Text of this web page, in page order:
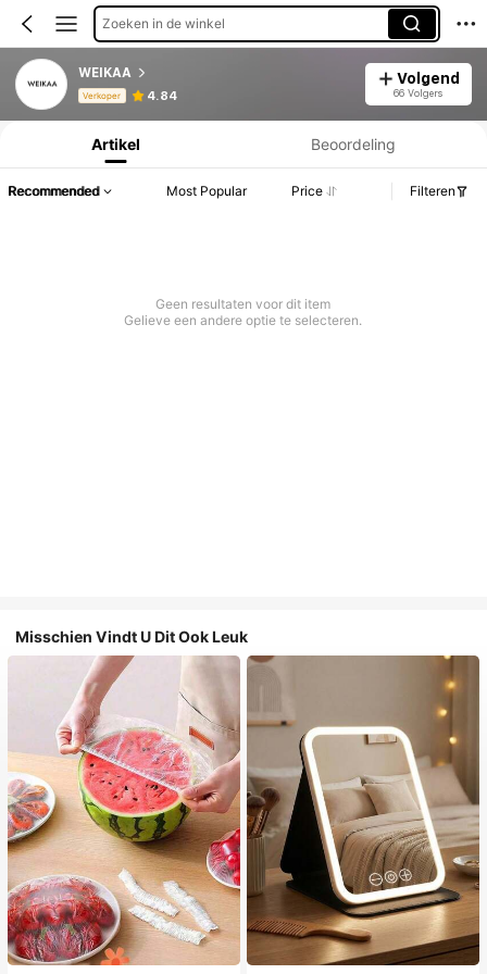
Zoeken in de winkel
WEIKAA
Verkoper 4.84
Volgend
66 Volgers
Productinformatie: Prijsopenbaring, Verkoop- en Voorraadgegevens.
Artikel Beoordeling
Recommended Most Popular Price Filteren
Geen resultaten voor dit item
Gelieve een andere optie te selecteren.
Misschien Vindt U Dit Ook Leuk